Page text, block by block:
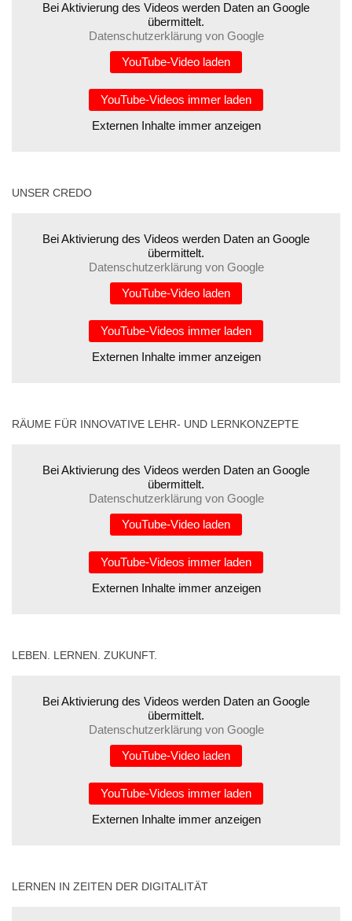
Bei Aktivierung des Videos werden Daten an Google
übermittelt.
Datenschutzerklärung von Google
YouTube-Video laden
YouTube-Videos immer laden
Externen Inhalte immer anzeigen
UNSER CREDO
Bei Aktivierung des Videos werden Daten an Google
übermittelt.
Datenschutzerklärung von Google
YouTube-Video laden
YouTube-Videos immer laden
Externen Inhalte immer anzeigen
RÄUME FÜR INNOVATIVE LEHR- UND LERNKONZEPTE
Bei Aktivierung des Videos werden Daten an Google
übermittelt.
Datenschutzerklärung von Google
YouTube-Video laden
YouTube-Videos immer laden
Externen Inhalte immer anzeigen
LEBEN. LERNEN. ZUKUNFT.
Bei Aktivierung des Videos werden Daten an Google
übermittelt.
Datenschutzerklärung von Google
YouTube-Video laden
YouTube-Videos immer laden
Externen Inhalte immer anzeigen
LERNEN IN ZEITEN DER DIGITALITÄT